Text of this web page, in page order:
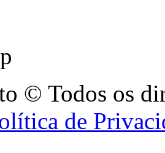
© Todos os
de